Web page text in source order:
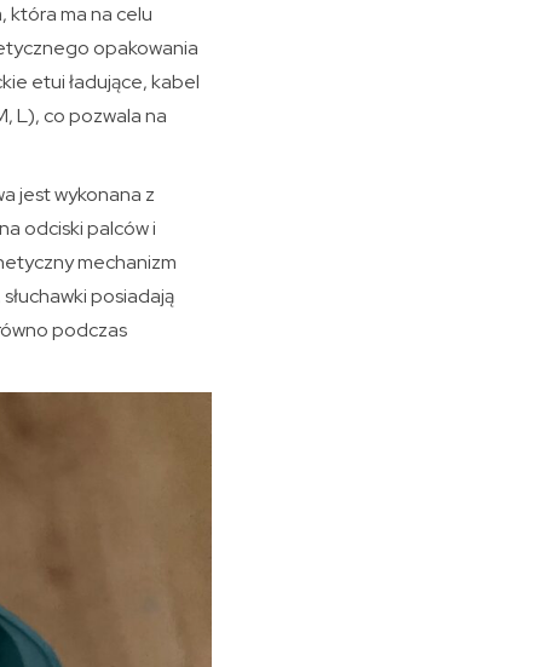
która ma na celu
opakowania
etui ładujące, kabel
L), co pozwala na
jest wykonana z
odciski palców i
mechanizm
posiadają
podczas